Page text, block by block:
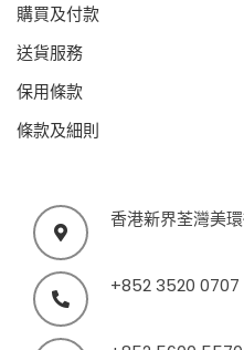
購買及付款
送貨服務
保用條款
條款及細則
香港新界荃灣美
+852 3520 0707